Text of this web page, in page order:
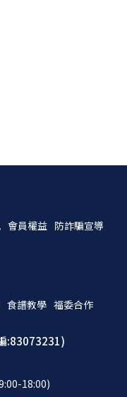
會員權益 防詐騙宣導
食譜教學 福委合作
:83073231)
18:00)